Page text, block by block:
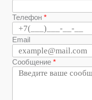
Телефон
Email
Сообщение